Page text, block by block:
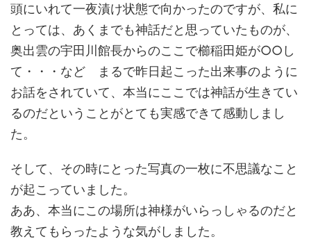
頭にいれて一夜漬け状態で向かったのですが、私に
とっては、あくまでも神話だと思っていたものが、
奥出雲の宇田川館長からのここで櫛稲田姫が○○し
て・・・など まるで昨日起こった出来事のように
お話をされていて、本当にここでは神話が生きてい
るのだということがとても実感できて感動しまし
た。
そして、その時にとった写真の一枚に不思議なこと
が起こっていました。
ああ、本当にこの場所は神様がいらっしゃるのだと
教えてもらったような気がしました。